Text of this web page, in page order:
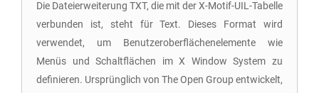
Die Dateierweiterung TXT, die mit der X-Motif-UIL-Tabelle
verbunden ist, steht für Text. Dieses Format wird
verwendet, um Benutzeroberflächenelemente wie
Menüs und Schaltflächen im X Window System zu
definieren. Ursprünglich von The Open Group entwickelt,